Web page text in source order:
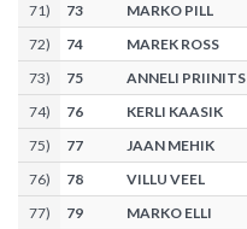
71) 73
MARKO PILL
72) 74
MAREK ROSS
73) 75
ANNELI PRIINITS
74) 76
KERLI KAASIK
75) 77
JAAN MEHIK
76) 78
VILLU VEEL
77) 79
MARKO ELLI